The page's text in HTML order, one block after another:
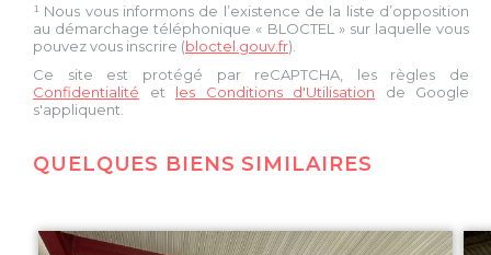
¹ Nous vous informons de l’existence de la liste d’opposition
au démarchage téléphonique « BLOCTEL » sur laquelle vous
pouvez vous inscrire (bloctel.gouv.fr).
Ce site est protégé par reCAPTCHA, les règles de
Confidentialité et les Conditions d'Utilisation de Google
s'appliquent.
QUELQUES BIENS SIMILAIRES